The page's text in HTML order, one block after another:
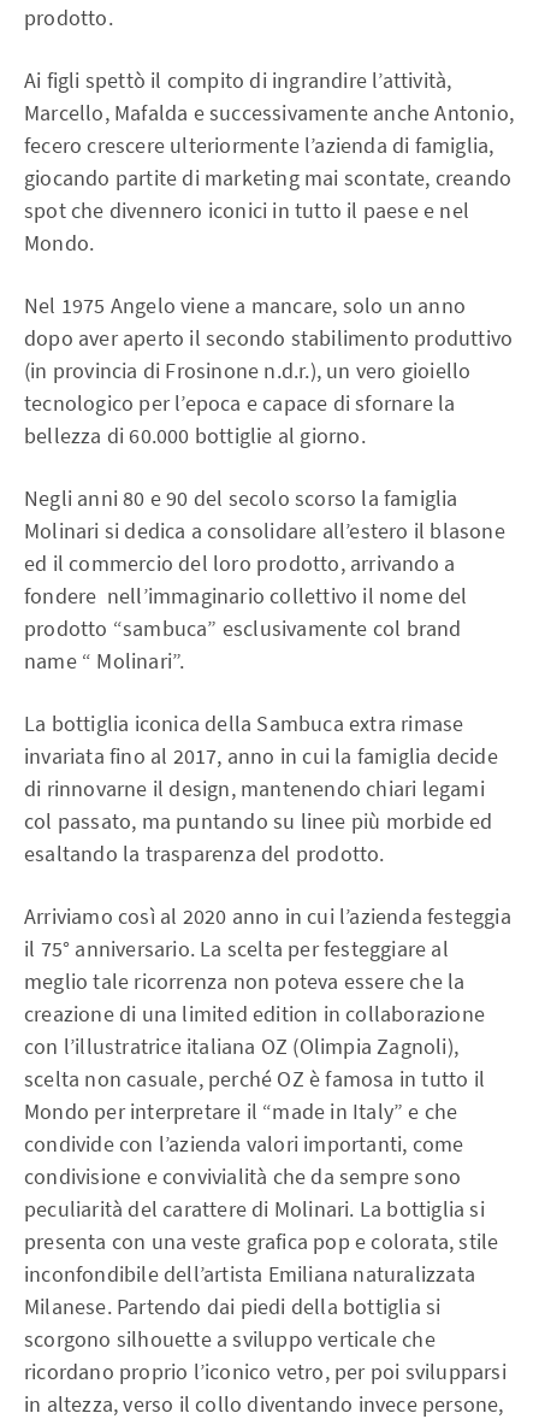
prodotto.
Ai figli spettò il compito di ingrandire l’attività,
Marcello, Mafalda e successivamente anche Antonio,
fecero crescere ulteriormente l’azienda di famiglia,
giocando partite di marketing mai scontate, creando
spot che divennero iconici in tutto il paese e nel
Mondo.
Nel 1975 Angelo viene a mancare, solo un anno
dopo aver aperto il secondo stabilimento produttivo
(in provincia di Frosinone n.d.r.), un vero gioiello
tecnologico per l’epoca e capace di sfornare la
bellezza di 60.000 bottiglie al giorno.
Negli anni 80 e 90 del secolo scorso la famiglia
Molinari si dedica a consolidare all’estero il blasone
ed il commercio del loro prodotto, arrivando a
fondere nell’immaginario collettivo il nome del
prodotto “sambuca” esclusivamente col brand
name “ Molinari”.
La bottiglia iconica della Sambuca extra rimase
invariata fino al 2017, anno in cui la famiglia decide
di rinnovarne il design, mantenendo chiari legami
col passato, ma puntando su linee più morbide ed
esaltando la trasparenza del prodotto.
Arriviamo così al 2020 anno in cui l’azienda festeggia
il 75° anniversario. La scelta per festeggiare al
meglio tale ricorrenza non poteva essere che la
creazione di una limited edition in collaborazione
con l’illustratrice italiana OZ (Olimpia Zagnoli),
scelta non casuale, perché OZ è famosa in tutto il
Mondo per interpretare il “made in Italy” e che
condivide con l’azienda valori importanti, come
condivisione e convivialità che da sempre sono
peculiarità del carattere di Molinari. La bottiglia si
presenta con una veste grafica pop e colorata, stile
inconfondibile dell’artista Emiliana naturalizzata
Milanese. Partendo dai piedi della bottiglia si
scorgono silhouette a sviluppo verticale che
ricordano proprio l’iconico vetro, per poi svilupparsi
in altezza, verso il collo diventando invece persone,